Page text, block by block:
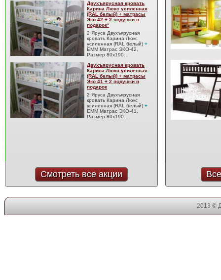
Двухъярусная кровать
Карина Люкс усиленная
(RAL белый) + матрасы
Эко 42 + 2 подушки в
подарок*
2 Яруса Двухъярусная
кровать Карина Люкс
усиленная (RAL белый) +
EMM Матрас ЭКО-42,
Размер 80x190…
Двухъярусная кровать
Карина Люкс усиленная
(RAL белый) + матрасы
Эко 41 + 2 подушки в
подарок
2 Яруса Двухъярусная
кровать Карина Люкс
усиленная (RAL белый) +
EMM Матрас ЭКО-41,
Размер 80x190…
Смотреть все акции
2013 ©